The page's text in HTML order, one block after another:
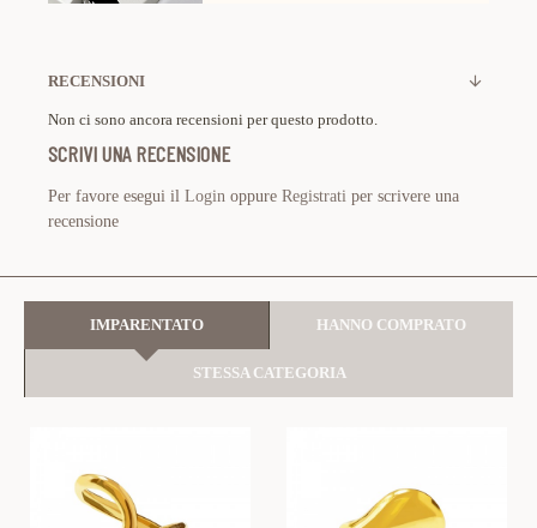
RECENSIONI
Non ci sono ancora recensioni per questo prodotto.
SCRIVI UNA RECENSIONE
Per favore esegui il Login oppure Registrati per scrivere una
recensione
IMPARENTATO HANNO COMPRATO
STESSA CATEGORIA